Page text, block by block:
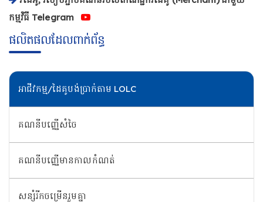
កម្មវិធី Telegram
ផលិតផលដែលពាក់ព័ន្ធ
អាជីវកម្ម/ដៃគូបង់ប្រាក់តាម LOLC
គណនីបញ្ញើសំចៃ
គណនីបញ្ញើមានកាលកំណត់
សន្សំរីកចម្រើនរួមគ្នា